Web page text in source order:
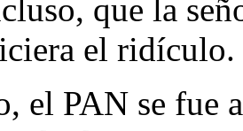
que la
el ridículo.
el PAN se fue